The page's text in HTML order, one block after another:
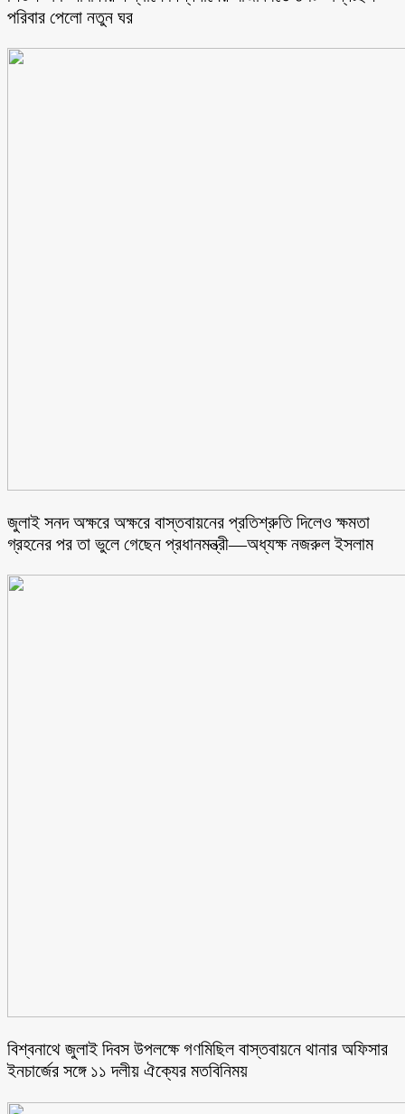
পরিবার পেলো নতুন ঘর
জুলাই সনদ অক্ষরে অক্ষরে বাস্তবায়নের প্রতিশ্রুতি দিলেও ক্ষমতা
গ্রহনের পর তা ভুলে গেছেন প্রধানমন্ত্রী—অধ্যক্ষ নজরুল ইসলাম
বিশ্বনাথে জুলাই দিবস উপলক্ষে গণমিছিল বাস্তবায়নে থানার অফিসার
ইনচার্জের সঙ্গে ১১ দলীয় ঐক্যের মতবিনিময়